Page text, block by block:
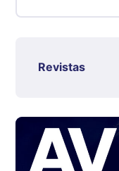
Ovo Branco -
cx
Ovo Branco -
Branco
Revistas